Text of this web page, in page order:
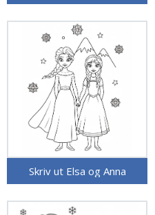
Skriv ut Elsa og Anna